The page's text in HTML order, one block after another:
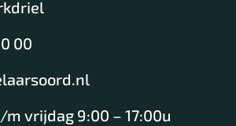
00
vrijdag 9:00 – 17:00u